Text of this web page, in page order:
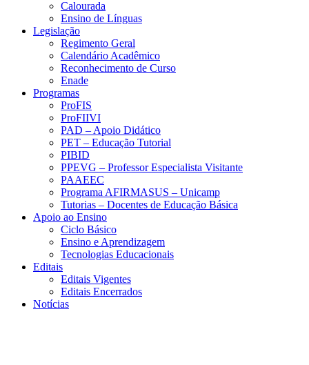
Calourada
Ensino de Línguas
Legislação
Regimento Geral
Calendário Acadêmico
Reconhecimento de Curso
Enade
Programas
ProFIS
ProFIIVI
PAD – Apoio Didático
PET – Educação Tutorial
PIBID
PPEVG – Professor Especialista Visitante
PAAEEC
Programa AFIRMASUS – Unicamp
Tutorias – Docentes de Educação Básica
Apoio ao Ensino
Ciclo Básico
Ensino e Aprendizagem
Tecnologias Educacionais
Editais
Editais Vigentes
Editais Encerrados
Notícias